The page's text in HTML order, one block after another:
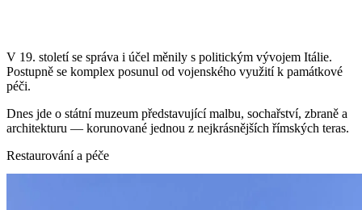
V 19. století se správa i účel měnily s politickým vývojem Itálie.
Postupně se komplex posunul od vojenského využití k památkové
péči.
Dnes jde o státní muzeum představující malbu, sochařství, zbraně a
architekturu — korunované jednou z nejkrásnějších římských teras.
Restaurování a péče